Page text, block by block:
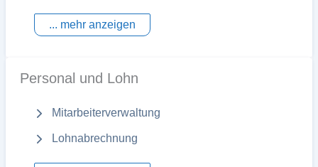
... mehr anzeigen
Personal und Lohn
Mitarbeiterverwaltung
Lohnabrechnung